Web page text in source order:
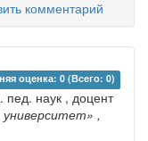
комментарий
оценка: 0 (Всего: 0)
пед. наук , доцент
,